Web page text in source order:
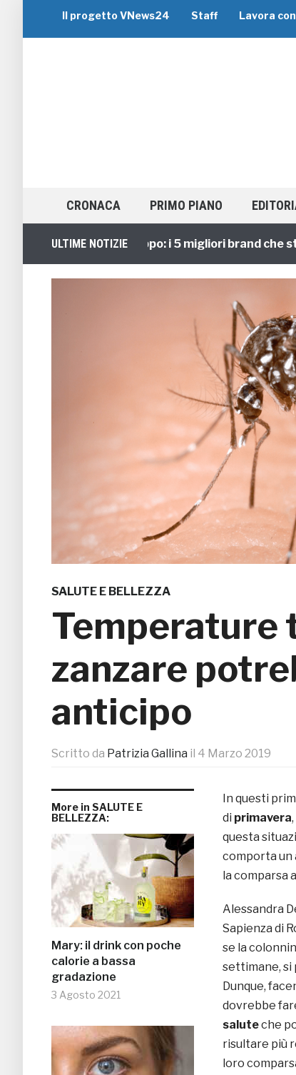
Il progetto VNews24 Staff Lavora
CRONACA PRIMO PIANO
ULTIME NOTIZIE
Viaggi di Gruppo: i 5 migliori brand che stanno
SALUTE E BELLEZZA
Temperature
zanzare
anticipo
Scritto da Patrizia Gallina il 4 Marzo 2019
More in SALUTE E
BELLEZZA:
Mary: il drink con poche
calorie a bassa
gradazione
3 Agosto 2021
In questi
di primavera
questa
comporta un
la comparsa
Alessandra
Sapienza di
se la
settimane, si
Dunque,
dovrebbe
saluteche
risultare più
loro